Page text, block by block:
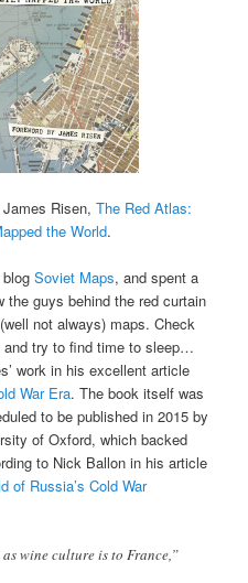
James Risen,The Red Atlas:
the World.
blogSoviet Maps, and spent a
guys behind the red curtain
not always) maps. Check
and try to find time to sleep…
work in his excellent article
War Era. The book itself was
to be published in 2015 by
of Oxford, which backed
to Nick Ballon in his article
of Russia’s Cold War
wine culture is to France,”